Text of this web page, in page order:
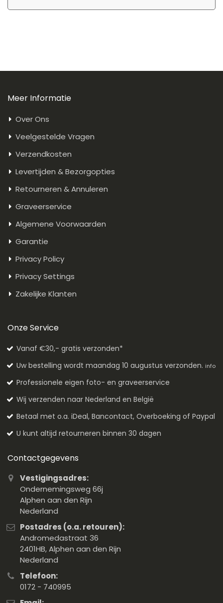
Meer Informatie
Over Ons
Veelgestelde Vragen
Verzendkosten
Levertijden & Bezorgopties
Retourneren & Annuleren
Graveerservice
Algemene Voorwaarden
Garantie
Privacy Policy
Privacy Settings
Zakelijke Klanten
Onze Service
Vanaf €30,- gratis verzonden*
Uw bestelling wordt maandag 10 augustus verzonden. info
Professionele eigen foto- en graveerservice
Wij verzenden naar Nederland en België
Betaal met o.a. iDeal, Bancontact, Overboeking of Paypal
U kunt altijd retourneren binnen 30 dagen
Contactgegevens
Vestigingsadres:
Ondernemingsweg 66j
Alphen aan den Rijn
Nederland
Postadres (o.a. retouren):
Andromedastraat 36
2401HB, Alphen aan den Rijn
Nederland
Telefoon:
0172 - 740995